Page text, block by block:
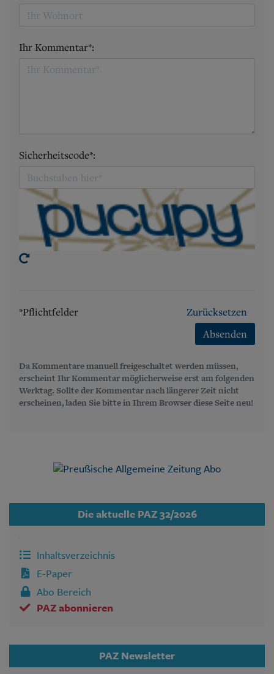
Ihr Kommentar*:
Sicherheitscode*:
*Pflichtfelder
Zurücksetzen
Absenden
Da Kommentare manuell freigeschaltet werden müssen,
erscheint Ihr Kommentar möglicherweise erst am folgenden
Werktag. Sollte der Kommentar nach längerer Zeit nicht
erscheinen, laden Sie bitte in Ihrem Browser diese Seite neu!
Die aktuelle PAZ 32/2026
Inhaltsverzeichnis
E-Paper
Abo Bereich
PAZ abonnieren
PAZ Newsletter